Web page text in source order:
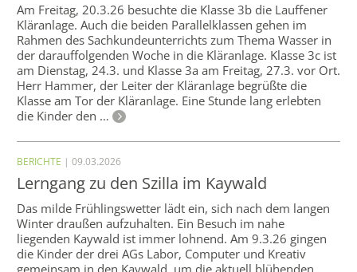
Am Freitag, 20.3.26 besuchte die Klasse 3b die Lauffener
Kläranlage. Auch die beiden Parallelklassen gehen im
Rahmen des Sachkundeunterrichts zum Thema Wasser in
der darauffolgenden Woche in die Kläranlage. Klasse 3c ist
am Dienstag, 24.3. und Klasse 3a am Freitag, 27.3. vor Ort.
Herr Hammer, der Leiter der Kläranlage begrüßte die
Klasse am Tor der Kläranlage. Eine Stunde lang erlebten
die Kinder den …
BERICHTE | 09.03.2026
Lerngang zu den Szilla im Kaywald
Das milde Frühlingswetter lädt ein, sich nach dem langen
Winter draußen aufzuhalten. Ein Besuch im nahe
liegenden Kaywald ist immer lohnend. Am 9.3.26 gingen
die Kinder der drei AGs Labor, Computer und Kreativ